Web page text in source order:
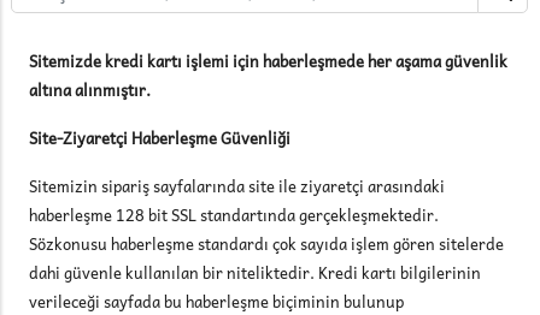
Sitemizde kredi kartı işlemi için haberleşmede her aşama güvenlik
altına alınmıştır.
Site-Ziyaretçi Haberleşme Güvenliği
Sitemizin sipariş sayfalarında site ile ziyaretçi arasındaki
haberleşme 128 bit SSL standartında gerçekleşmektedir.
Sözkonusu haberleşme standardı çok sayıda işlem gören sitelerde
dahi güvenle kullanılan bir niteliktedir. Kredi kartı bilgilerinin
verileceği sayfada bu haberleşme biçiminin bulunup